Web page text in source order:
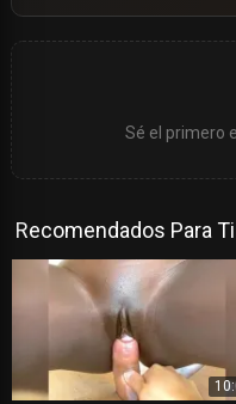
Sé el primero
Recomendados Para Ti